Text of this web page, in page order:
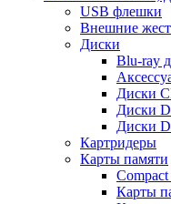
USB флешки
Внешние
Диски
Blu-ray
Диски
Диски
Диски
Картридеры
Карты памяти
Карты